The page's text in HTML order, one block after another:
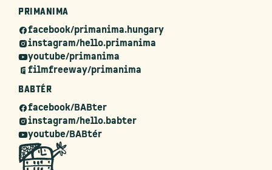
PRIMANIMA
facebook/primanima.hungary
instagram/hello.primanima
youtube/primanima
filmfreeway/primanima
BABTÉR
facebook/BABter
instagram/hello.babter
youtube/BABtér